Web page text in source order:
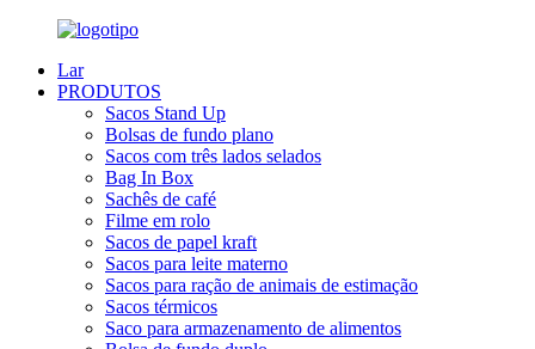
Lar
PRODUTOS
Sacos Stand Up
Bolsas de fundo plano
Sacos com três lados selados
Bag In Box
Sachês de café
Filme em rolo
Sacos de papel kraft
Sacos para leite materno
Sacos para ração de animais de estimação
Sacos térmicos
Saco para armazenamento de alimentos